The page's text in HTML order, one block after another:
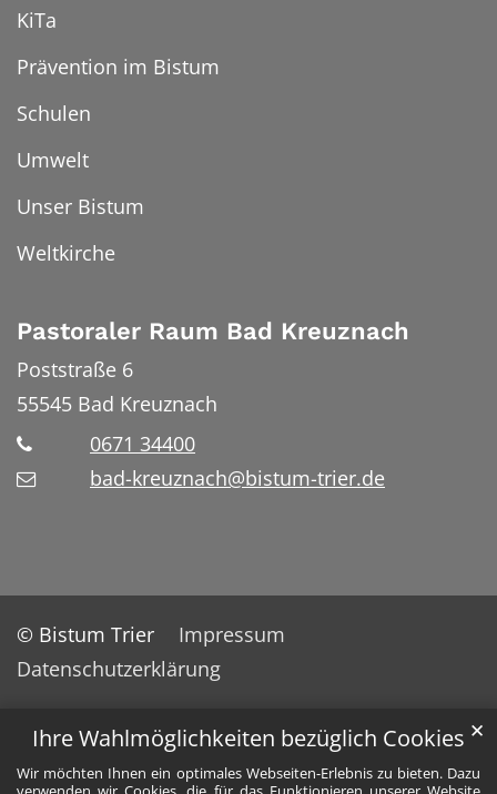
Ihre Wahlmöglichkeiten bezüglich Cookies
Wir möchten Ihnen ein optimales Webseiten-Erlebnis zu bieten. Dazu
✕
KiTa
Prävention im Bistum
Schulen
Umwelt
Unser Bistum
Weltkirche
Pastoraler Raum Bad Kreuznach
Poststraße 6
55545 Bad Kreuznach
0671 34400
bad-kreuznach@bistum-trier.de
© Bistum Trier
Impressum
Datenschutzerklärung